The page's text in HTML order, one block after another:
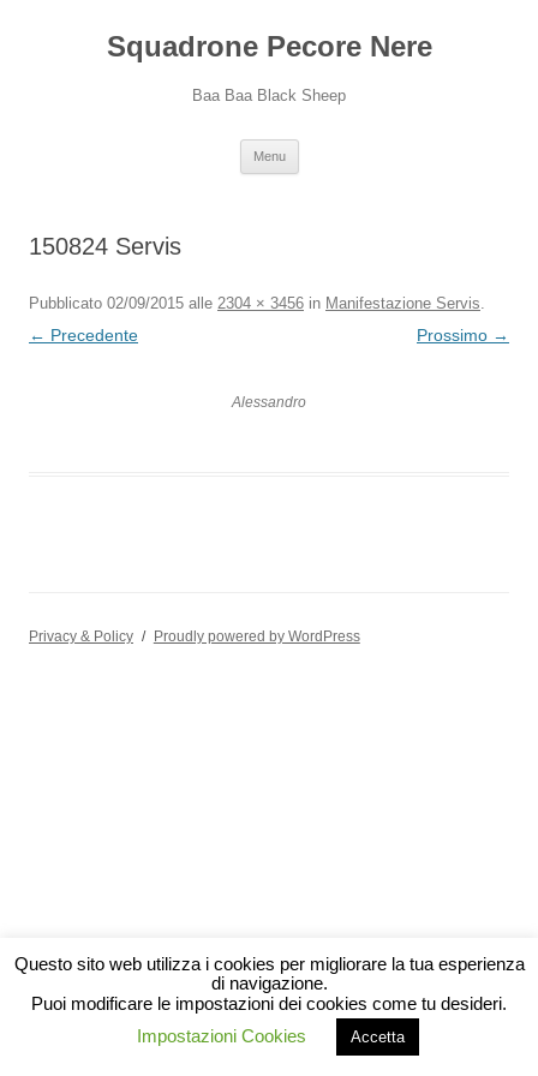
Squadrone Pecore Nere
Baa Baa Black Sheep
Menu
150824 Servis
Pubblicato 02/09/2015 alle 2304 × 3456 in Manifestazione Servis.
← Precedente Prossimo →
Alessandro
Privacy & Policy Proudly powered by WordPress
Questo sito web utilizza i cookies per migliorare la tua esperienza
di navigazione.
Puoi modificare le impostazioni dei cookies come tu desideri.
Impostazioni Cookies
Accetta